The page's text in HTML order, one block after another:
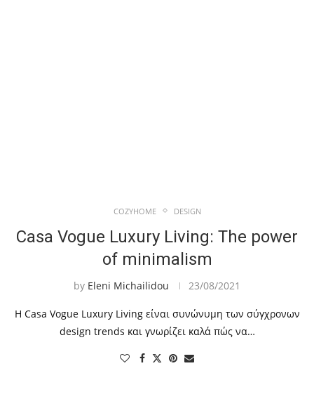
COZYHOME DESIGN
Casa Vogue Luxury Living: The power
of minimalism
by Eleni Michailidou 23/08/2021
Η Casa Vogue Luxury Living είναι συνώνυμη των σύγχρονων
design trends και γνωρίζει καλά πώς να…